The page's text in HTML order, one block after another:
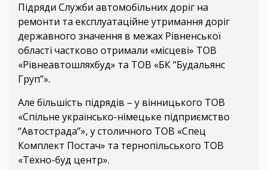
Підряди Служби автомобільних доріг на
ремонти та експлуатаційне утримання доріг
державного значення в межах Рівненської
області частково отримали «місцеві» ТОВ
«Рівнеавтошляхбуд» та ТОВ «БК “Будальянс
Груп”».
Але більшість підрядів – у вінницького ТОВ
«Спільне українсько-німецьке підприємство
“Автострада”», у столичного ТОВ «Спец
Комплект Постач» та тернопільського ТОВ
«Техно-буд центр».